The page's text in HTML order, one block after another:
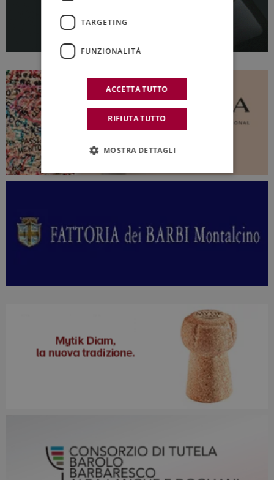
TARGETING
FUNZIONALITÀ
ACCETTA TUTTO
RIFIUTA TUTTO
MOSTRA DETTAGLI